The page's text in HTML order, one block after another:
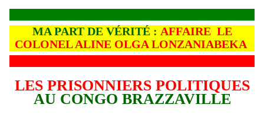
MA PART DE VÉRITÉ : AFFAIRE LE
COLONEL ALINE OLGA LONZANIABEKA
LES PRISONNIERS POLITIQUES
AU CONGO BRAZZAVILLE